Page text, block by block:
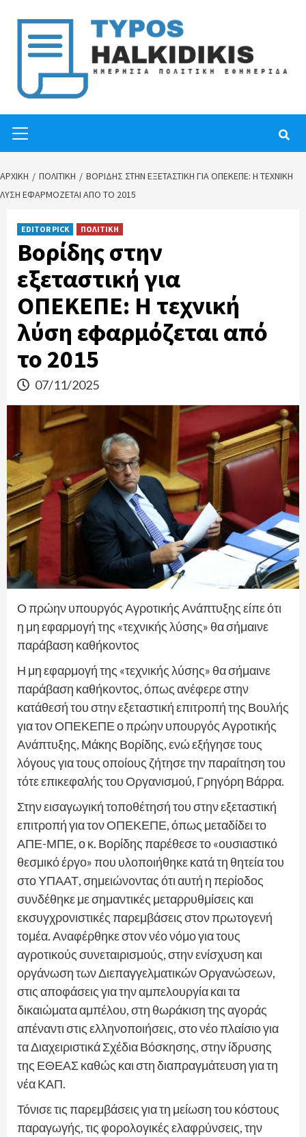
content
Menu
ΑΡΧΙΚΉ ΠΟΛΙΤΙΚΗ
ΒΟΡΊΔΗΣ ΣΤΗΝ ΕΞΕΤΑΣΤΙΚΉ ΓΙΑ ΟΠΕΚΕΠΕ: Η ΤΕΧΝΙΚΉ
ΛΎΣΗ ΕΦΑΡΜΌΖΕΤΑΙ ΑΠΌ ΤΟ 2015
EDITOR PICK ΠΟΛΙΤΙΚΗ
Βορίδης στην
εξεταστική για
ΟΠΕΚΕΠΕ: Η τεχνική
λύση εφαρμόζεται από
το 2015
07/11/2025
Ο πρώην υπουργός Αγροτικής Ανάπτυξης είπε ότι
η μη εφαρμογή της «τεχνικής λύσης» θα σήμαινε
παράβαση καθήκοντος
Η μη εφαρμογή της «τεχνικής λύσης» θα σήμαινε
παράβαση καθήκοντος, όπως ανέφερε στην
κατάθεσή του στην εξεταστική επιτροπή της Βουλής
για τον ΟΠΕΚΕΠΕ ο πρώην υπουργός Αγροτικής
Ανάπτυξης, Μάκης Βορίδης, ενώ εξήγησε τους
λόγους για τους οποίους ζήτησε την παραίτηση του
τότε επικεφαλής του Οργανισμού, Γρηγόρη Βάρρα.
Στην εισαγωγική τοποθέτησή του στην εξεταστική
επιτροπή για τον ΟΠΕΚΕΠΕ, όπως μεταδίδει το
ΑΠΕ-ΜΠΕ, ο κ. Βορίδης παρέθεσε το «ουσιαστικό
θεσμικό έργο» που υλοποιήθηκε κατά τη θητεία του
στο ΥΠΑΑΤ, σημειώνοντας ότι αυτή η περίοδος
συνδέθηκε με σημαντικές μεταρρυθμίσεις και
εκσυγχρονιστικές παρεμβάσεις στον πρωτογενή
τομέα. Αναφέρθηκε στον νέο νόμο για τους
αγροτικούς συνεταιρισμούς, στην ενίσχυση και
οργάνωση των Διεπαγγελματικών Οργανώσεων,
στις αποφάσεις για την αμπελουργία και τα
δικαιώματα αμπέλου, στη θωράκιση της αγοράς
απέναντι στις ελληνοποιήσεις, στο νέο πλαίσιο για
τα Διαχειριστικά Σχέδια Βόσκησης, στην ίδρυσης
της ΕΘΕΑΣ καθώς και στη διαπραγμάτευση για τη
νέα ΚΑΠ.
Τόνισε τις παρεμβάσεις για τη μείωση του κόστους
παραγωγής, τις φορολογικές ελαφρύνσεις, την